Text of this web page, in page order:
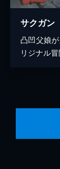
サクガン
凸凹父娘
リジナル